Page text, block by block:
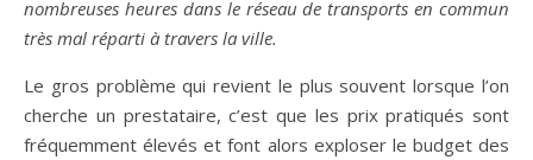
nombreuses heures dans le réseau de transports en commun
très mal réparti à travers la ville.
Le gros problème qui revient le plus souvent lorsque l’on
cherche un prestataire, c’est que les prix pratiqués sont
fréquemment élevés et font alors exploser le budget des